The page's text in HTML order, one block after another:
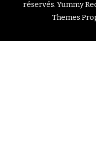
réservés.Yummy
Themes